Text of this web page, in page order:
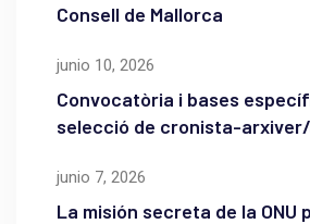
Consell de Mallorca
junio 10, 2026
Convocatòria i bases
selecció de cronista-arxiver/
junio 7, 2026
La misión secreta de la